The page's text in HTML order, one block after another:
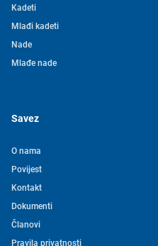
Kadeti
Mlađi kadeti
Nade
Mlađe nade
Savez
O nama
Povijest
Kontakt
Dokumenti
Članovi
Pravila privatnosti